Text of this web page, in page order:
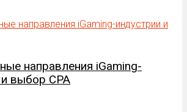
направления iGaming-
и выбор СРА